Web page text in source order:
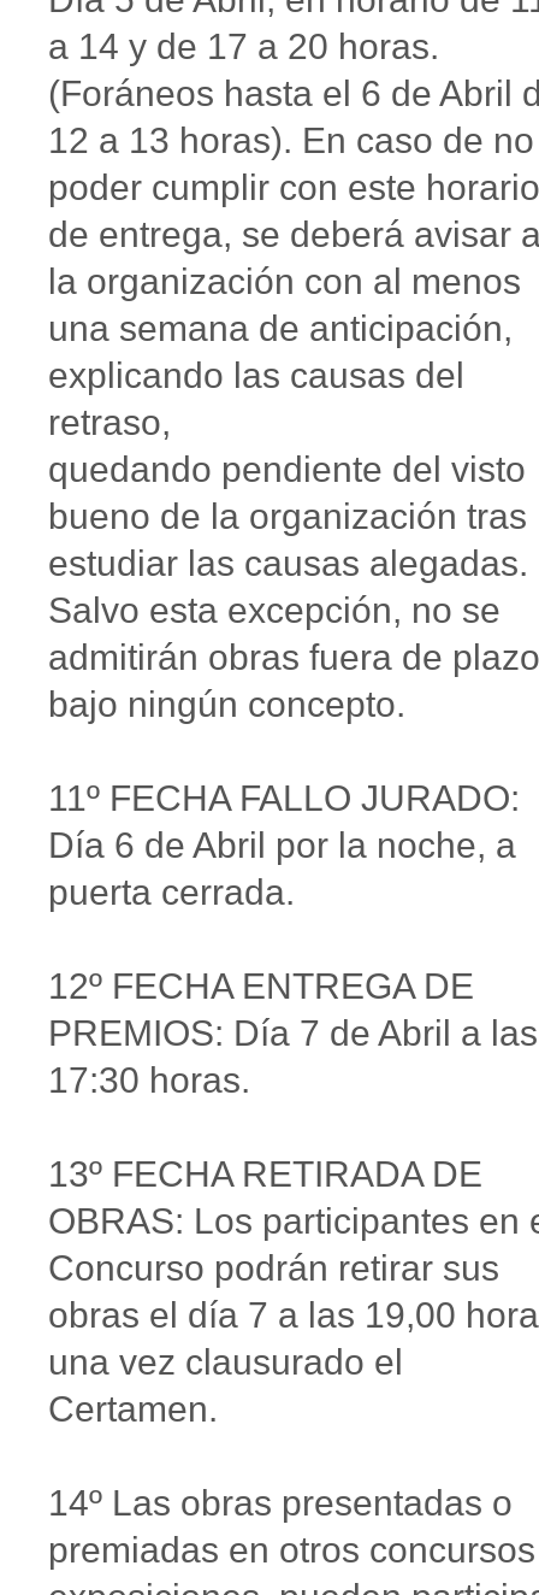
a 14 y de 17 a 20 horas.
(Foráneos hasta el 6 de Abril
12 a 13 horas). En caso de no
poder cumplir con este horario
de entrega, se deberá avisar
la organización con al menos
una semana de anticipación,
explicando las causas del
retraso,
quedando pendiente del visto
bueno de la organización tras
estudiar las causas alegadas.
Salvo esta excepción, no se
admitirán obras fuera de plazo
bajo ningún concepto.
11º FECHA FALLO JURADO:
Día 6 de Abril por la noche, a
puerta cerrada.
12º FECHA ENTREGA DE
PREMIOS: Día 7 de Abril a las
17:30 horas.
13º FECHA RETIRADA DE
OBRAS: Los participantes en
Concurso podrán retirar sus
obras el día 7 a las 19,00
una vez clausurado el
Certamen.
14º Las obras presentadas o
premiadas en otros